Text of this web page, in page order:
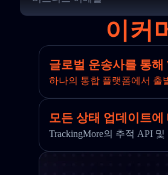
이커
글로벌 운송사를 통해
하나의 통합 플랫폼에서 출
모든 상태 업데이트에
TrackingMore의 추적 API